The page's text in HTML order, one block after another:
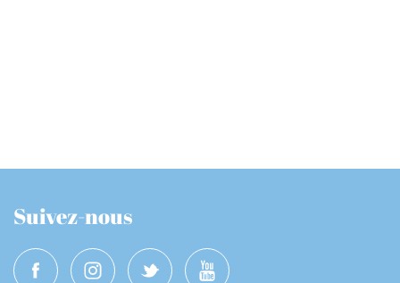
Suivez-nous